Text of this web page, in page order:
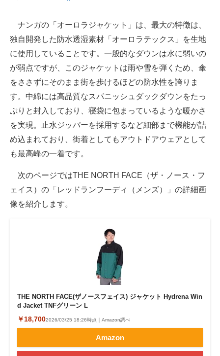
ナンガの「オーロラジャケット」は、最大の特徴は、
独自開発した防水透湿素材「オーロラテックス」を生地
に使用していることです。一般的なダウンは水に弱いの
が弱点ですが、このジャケットは雨や雪を弾くため、傘
をささずにそのまま街を歩けるほどの防水性を誇りま
す。中綿には高品質なスパニッシュダックダウンをたっ
ぷりと封入しており、寝袋に包まっているような暖かさ
を実現。止水ジッパーを採用するなど細部まで機能が詰
め込まれており、街着としてもアウトドアウェアとして
も最高峰の一着です。
次のページではTHE NORTH FACE（ザ・ノース・フ
ェイス）の「レッドランフーディ（メンズ）」の詳細画
像を紹介します。
THE NORTH FACE(ザノースフェイス) ジャケット Hydrena Win
d Jacket TNFグリーン L
￥18,7002026/03/25 18:26時点｜Amazon調べ
Amazon